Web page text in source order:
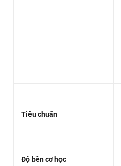
Tiêu chuẩn
Độ bền cơ học